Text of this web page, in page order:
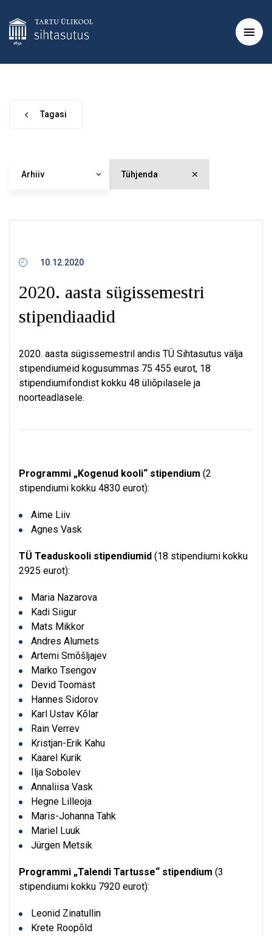
Tagasi
Arhiiv Tühjenda
10.12.2020
2020. aasta sügissemestri
stipendiaadid
2020. aasta sügissemestril andis TÜ Sihtasutus välja
stipendiumeid kogusummas 75 455 eurot, 18
stipendiumifondist kokku 48 üliõpilasele ja
noorteadlasele.
Programmi „Kogenud kooli“ stipendium (2
stipendiumi kokku 4830 eurot):
Aime Liiv
Agnes Vask
TÜ Teaduskooli stipendiumid (18 stipendiumi kokku
2925 eurot):
Maria Nazarova
Kadi Siigur
Mats Mikkor
Andres Alumets
Artemi Smõšljajev
Marko Tsengov
Devid Toomast
Hannes Sidorov
Karl Ustav Kõlar
Rain Verrev
Kristjan-Erik Kahu
Kaarel Kurik
Ilja Sobolev
Annaliisa Vask
Hegne Lilleoja
Maris-Johanna Tahk
Mariel Luuk
Jürgen Metsik
Programmi „Talendi Tartusse“ stipendium (3
stipendiumi kokku 7920 eurot):
Leonid Zinatullin
Krete Roopõld